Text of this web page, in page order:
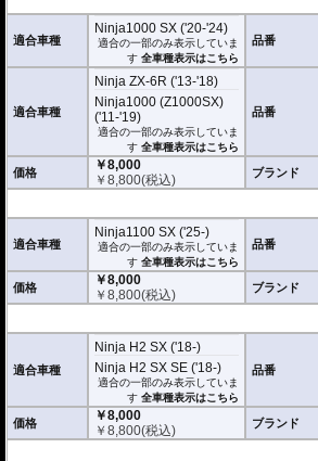
適合車種
Ninja1000 SX ('20-'24)
適合の一部のみ表示していま
す全車種表示はこちら
品番
適合車種
Ninja ZX-6R ('13-'18)
Ninja1000 (Z1000SX)
('11-'19)
適合の一部のみ表示していま
す全車種表示はこちら
品番
価格
￥8,000
￥8,800(税込) ブランド
適合車種
Ninja1100 SX ('25-)
適合の一部のみ表示していま
す全車種表示はこちら
品番
価格
￥8,000
￥8,800(税込) ブランド
適合車種
Ninja H2 SX ('18-)
Ninja H2 SX SE ('18-)
適合の一部のみ表示していま
す全車種表示はこちら
品番
価格
￥8,000
￥8,800(税込) ブランド